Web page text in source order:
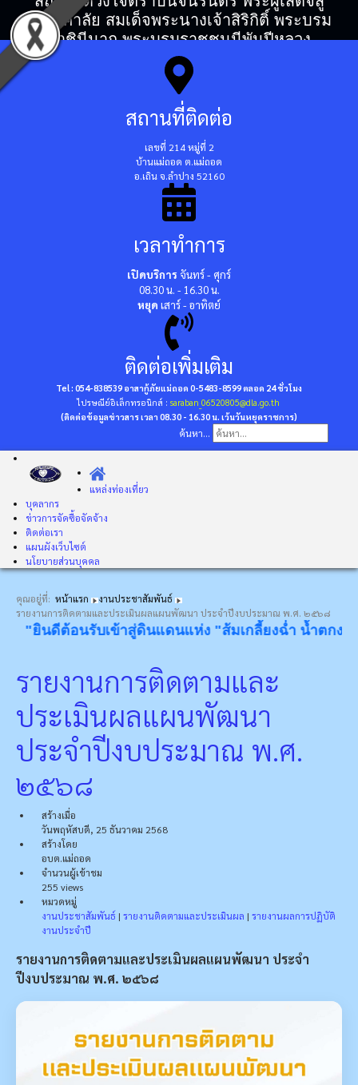
สวรรคาลัย สมเด็จพระนางเจ้าสิริกิติ์ พระบรม
ราชินีนาถ พระบรมราชชนนีพันปีหลวง
สถานที่ติดต่อ
เลขที่ 214 หมู่ที่ 2
บ้านแม่ถอด ต.แม่ถอด
อ.เถิน จ.ลำปาง 52160
เวลาทำการ
เปิดบริการ จันทร์ - ศุกร์
08.30 น. - 16.30 น.
หยุด เสาร์ - อาทิตย์
ติดต่อเพิ่มเติม
Tel : 054-838539 อาสากู้ภัยแม่ถอด 0-5483-8599ตลอด 24 ชั่วโมง
ไปรษณีย์อิเล็กทรอนิกส์ : saraban_06520805@dla.go.th
(ติดต่อข้อมูลข่าวสาร เวลา 08.30 - 16.30 น. เว้นวันหยุดราชการ)
ค้นหา...
แหล่งท่องเที่ยว
บุคลากร
ข่าวการจัดซื้อจัดจ้าง
ติดต่อเรา
แผนผังเว็บไซต์
นโยบายส่วนบุคคล
คุณอยู่ที่: หน้าแรก
งานประชาสัมพันธ์
รายงานการติดตามและประเมินผลแผนพัฒนา ประจำปีงบประมาณ พ.ศ. ๒๕๖๘
"ยินดีต้อนรับเข้าสู่ดินแดนแห่ง "ส้มเกลี้ยงฉ่ำ น้ำตกงาม
รายงานการติดตามและ
ประเมินผลแผนพัฒนา
ประจำปีงบประมาณ พ.ศ.
๒๕๖๘
สร้างเมื่อ
วันพฤหัสบดี, 25 ธันวาคม 2568
สร้างโดย
อบต.แม่ถอด
จำนวนผู้เข้าชม
255 views
หมวดหมู่
งานประชาสัมพันธ์ | รายงานติดตามและประเมินผล | รายงานผลการปฏิบัติ
งานประจำปี
รายงานการติดตามและประเมินผลแผนพัฒนา ประจำ
ปีงบประมาณ พ.ศ. ๒๕๖๘